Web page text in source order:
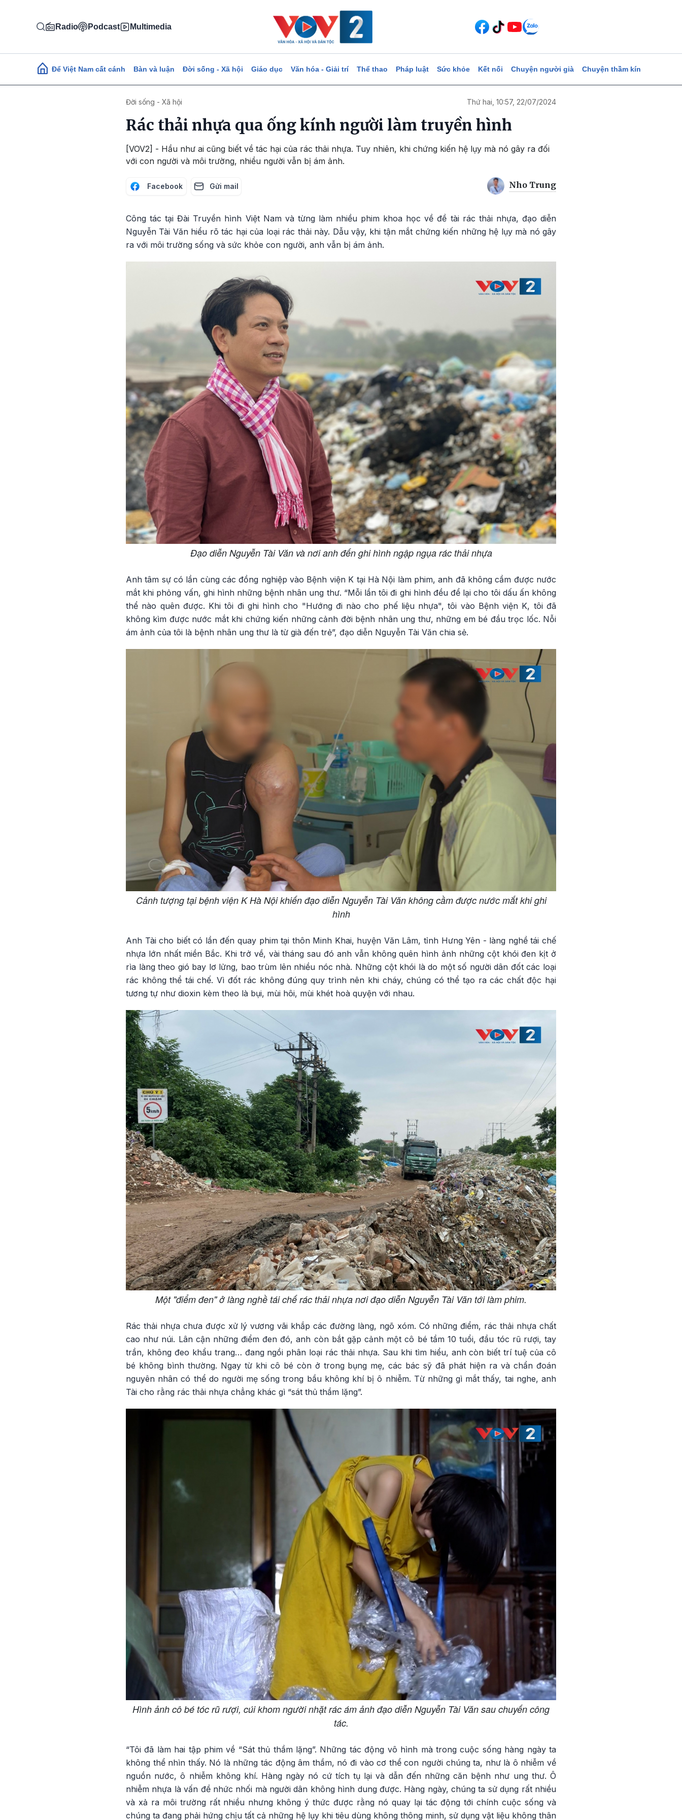
Radio Podcast Multimedia
Main navigation
Để Việt Nam cất cánh Bàn và luận Đời sống - Xã hội Giáo dục Văn hóa - Giải trí Thể thao Pháp luật Sức khỏe Kết nối Chuyện người già Chuyện thầm kín
Đời sống - Xã hội Thứ hai, 10:57, 22/07/2024
Rác thải nhựa qua ống kính người làm truyền hình
[VOV2] - Hầu như ai cũng biết về tác hại của rác thải nhựa. Tuy nhiên, khi chứng kiến hệ lụy mà nó gây ra đối
với con người và môi trường, nhiều người vẫn bị ám ảnh.
Facebook Gửi mail Nho Trung
Công tác tại Đài Truyền hình Việt Nam và từng làm nhiều phim khoa học về đề tài rác thải nhựa, đạo diễn
Nguyễn Tài Văn hiểu rõ tác hại của loại rác thải này. Dẫu vậy, khi tận mắt chứng kiến những hệ lụy mà nó gây
ra với môi trường sống và sức khỏe con người, anh vẫn bị ám ảnh.
Đạo diễn Nguyễn Tài Văn và nơi anh đến ghi hình ngập ngụa rác thải nhựa
Anh tâm sự có lần cùng các đồng nghiệp vào Bệnh viện K tại Hà Nội làm phim, anh đã không cầm được nước
mắt khi phỏng vấn, ghi hình những bệnh nhân ung thư. “Mỗi lần tôi đi ghi hình đều để lại cho tôi dấu ấn không
thể nào quên được. Khi tôi đi ghi hình cho "Hướng đi nào cho phế liệu nhựa", tôi vào Bệnh viện K, tôi đã
không kìm được nước mắt khi chứng kiến những cảnh đời bệnh nhân ung thư, những em bé đầu trọc lốc. Nỗi
ám ảnh của tôi là bệnh nhân ung thư là từ già đến trẻ”, đạo diễn Nguyễn Tài Văn chia sẻ.
Cảnh tượng tại bệnh viện K Hà Nội khiến đạo diễn Nguyễn Tài Văn không cầm được nước mắt khi ghi
hình
Anh Tài cho biết có lần đến quay phim tại thôn Minh Khai, huyện Văn Lâm, tỉnh Hưng Yên - làng nghề tái chế
nhựa lớn nhất miền Bắc. Khi trở về, vài tháng sau đó anh vẫn không quên hình ảnh những cột khói đen kịt ở
rìa làng theo gió bay lơ lửng, bao trùm lên nhiều nóc nhà. Những cột khói là do một số người dân đốt các loại
rác không thể tái chế. Vì đốt rác không đúng quy trình nên khi cháy, chúng có thể tạo ra các chất độc hại
tương tự như dioxin kèm theo là bụi, mùi hôi, mùi khét hoà quyện với nhau.
Một "điểm đen" ở làng nghề tái chế rác thải nhựa nơi đạo diễn Nguyễn Tài Văn tới làm phim.
Rác thải nhựa chưa được xử lý vương vãi khắp các đường làng, ngõ xóm. Có những điểm, rác thải nhựa chất
cao như núi. Lân cận những điểm đen đó, anh còn bắt gặp cảnh một cô bé tầm 10 tuổi, đầu tóc rũ rượi, tay
trần, không đeo khẩu trang… đang ngồi phân loại rác thải nhựa. Sau khi tìm hiểu, anh còn biết trí tuệ của cô
bé không bình thường. Ngay từ khi cô bé còn ở trong bụng mẹ, các bác sỹ đã phát hiện ra và chẩn đoán
nguyên nhân có thể do người mẹ sống trong bầu không khí bị ô nhiễm. Từ những gì mắt thấy, tai nghe, anh
Tài cho rằng rác thải nhựa chẳng khác gì “sát thủ thầm lặng”.
Hình ảnh cô bé tóc rũ rượi, cúi khom người nhặt rác ám ảnh đạo diễn Nguyễn Tài Văn sau chuyến công
tác.
“Tôi đã làm hai tập phim về “Sát thủ thầm lặng”. Những tác động vô hình mà trong cuộc sống hàng ngày ta
không thể nhìn thấy. Nó là những tác động âm thầm, nó đi vào cơ thể con người chúng ta, như là ô nhiễm về
nguồn nước, ô nhiễm không khí. Hàng ngày nó cứ tích tụ lại và dẫn đến những căn bệnh như ung thư. Ô
nhiễm nhựa là vấn đề nhức nhối mà người dân không hình dung được. Hàng ngày, chúng ta sử dụng rất nhiều
và xả ra môi trường rất nhiều nhưng không ý thức được rằng nó quay lại tác động tới chính cuộc sống và
chúng ta đang phải hứng chịu tất cả những hệ lụy khi tiêu dùng không thông minh, sử dụng vật liệu không thân